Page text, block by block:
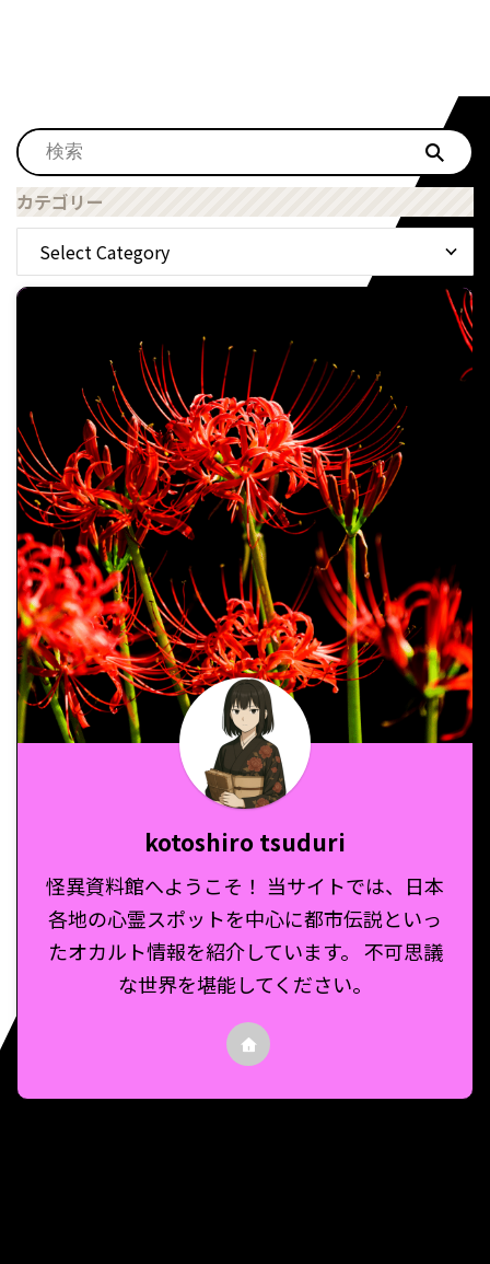
カテゴリー
kotoshiro tsuduri
怪異資料館へようこそ！ 当サイトでは、日本
各地の心霊スポットを中心に都市伝説といっ
たオカルト情報を紹介しています。 不可思議
な世界を堪能してください。